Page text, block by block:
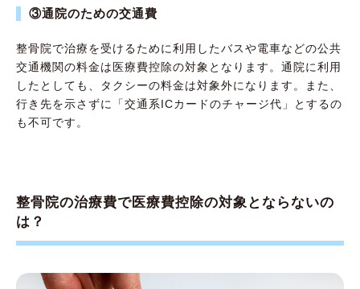
③通院のための交通費
整骨院で治療を受けるために利用したバスや電車などの公共
交通機関の料金は医療費控除の対象となります。通院に利用
したとしても、タクシーの料金は対象外になります。また、
行き先を示さずに「交通系ICカードのチャージ代」とするの
も不可です。
整骨院の治療費で医療費控除の対象とならないの
は？